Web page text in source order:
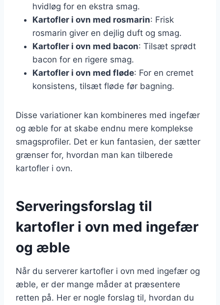
hvidløg for en ekstra smag.
Kartofler i ovn med rosmarin: Frisk
rosmarin giver en dejlig duft og smag.
Kartofler i ovn med bacon: Tilsæt sprødt
bacon for en rigere smag.
Kartofler i ovn med fløde: For en cremet
konsistens, tilsæt fløde før bagning.
Disse variationer kan kombineres med ingefær
og æble for at skabe endnu mere komplekse
smagsprofiler. Det er kun fantasien, der sætter
grænser for, hvordan man kan tilberede
kartofler i ovn.
Serveringsforslag til
kartofler i ovn med ingefær
og æble
Når du serverer kartofler i ovn med ingefær og
æble, er der mange måder at præsentere
retten på. Her er nogle forslag til, hvordan du